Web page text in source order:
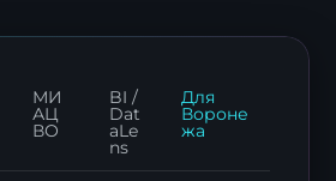
МИ
АЦ
ВО
BI /
Dat
aLe
ns
Для
Вороне
жа